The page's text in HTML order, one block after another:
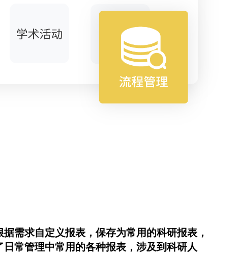
据需求自定义报表，保存为常用的科研报表，
日常管理中常用的各种报表，涉及到科研人